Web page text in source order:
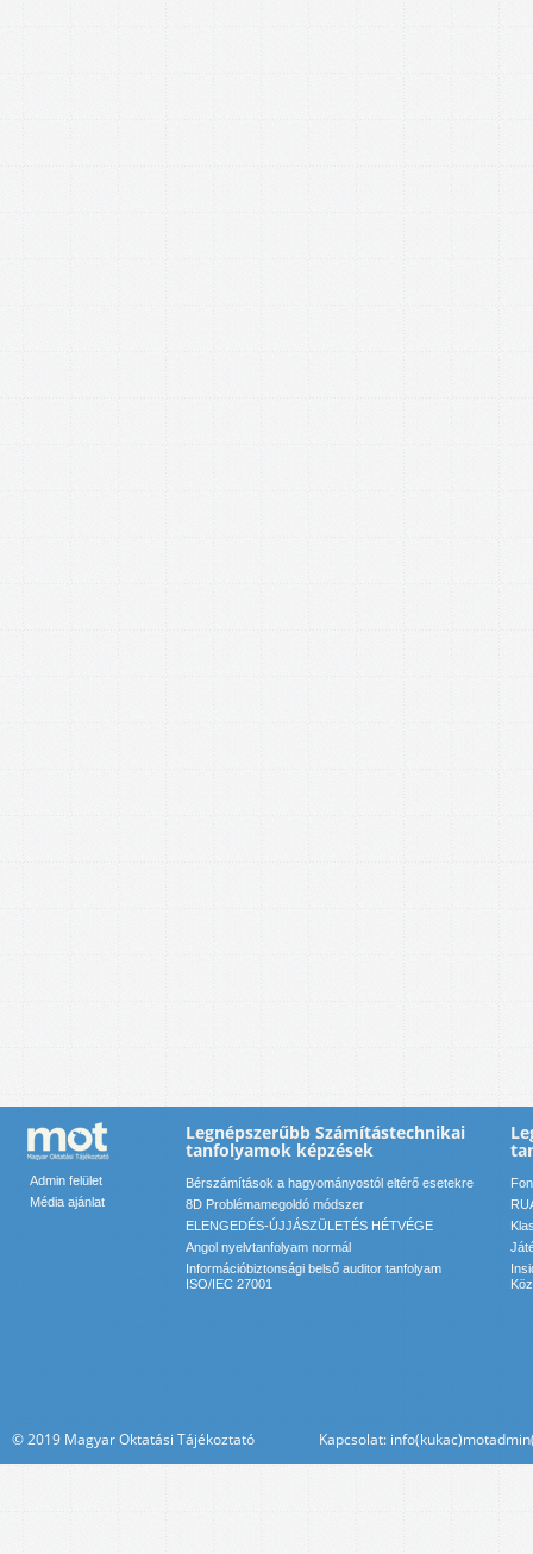
Admin felület
Média ajánlat
Legnépszerűbb Számítástechnikai
tanfolyamok képzések
Bérszámítások a hagyományostól eltérő esetekre
8D Problémamegoldó módszer
ELENGEDÉS-ÚJJÁSZÜLETÉS HÉTVÉGE
Angol nyelvtanfolyam normál
Információbiztonsági belső auditor tanfolyam
ISO/IEC 27001
© 2019 Magyar Oktatási Tájékoztató Kapcsolat: